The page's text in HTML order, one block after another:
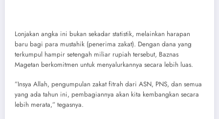
​Lonjakan angka ini bukan sekadar statistik, melainkan harapan
baru bagi para mustahik (penerima zakat). Dengan dana yang
terkumpul hampir setengah miliar rupiah tersebut, Baznas
Magetan berkomitmen untuk menyalurkannya secara lebih luas.
​”Insya Allah, pengumpulan zakat fitrah dari ASN, PNS, dan semua
yang ada tahun ini, pembagiannya akan kita kembangkan secara
lebih merata,” tegasnya.